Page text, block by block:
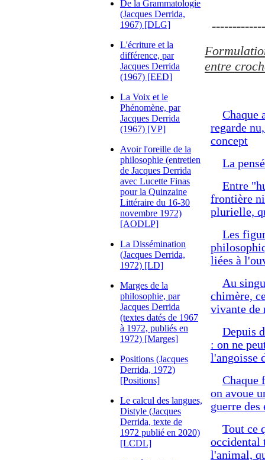
De la Grammatologie
(Jacques Derrida,
1967) [DLG]
L'écriture et la
différence, par
Jacques Derrida
(1967) [EED]
La Voix et le
Phénomène, par
Jacques Derrida
(1967) [VP]
Avoir l'oreille de la
philosophie (entretien
de Jacques Derrida
avec Lucette Finas
pour la Quinzaine
Littéraire du 16-30
novembre 1972)
[AODLP]
La Dissémination
(Jacques Derrida,
1972) [LD]
Marges de la
philosophie, par
Jacques Derrida
(textes datés de 1967
à 1972, publiés en
1972) [Marges]
Positions (Jacques
Derrida, 1972)
[Positions]
Le calcul des langues,
Distyle (Jacques
Derrida, texte de
1972 publié en 2020)
[LCDL]
entre
Chaque
regarde
concept
La
Entre
frontière
plurielle,
Les
liées à
Au
chimère,
vivante de
Depuis
: on ne
l'angoisse
Chaque
on avoue
guerre des
Tout ce
occidental
l'animal,